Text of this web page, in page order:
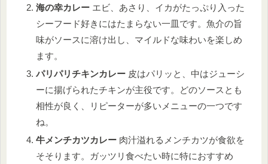
海の幸カレー エビ、あさり、イカがたっぷり入った
シーフード好きにはたまらない一皿です。魚介の旨
味がソースに溶け出し、マイルドな味わいを楽しめ
ます。
パリパリチキンカレー 皮はパリッと、中はジューシ
ーに揚げられたチキンが主役です。どのソースとも
相性が良く、リピーターが多いメニューの一つです
ね。
牛メンチカツカレー 肉汁溢れるメンチカツが食欲を
そそります。ガッツリ食べたい時に特におすすめ